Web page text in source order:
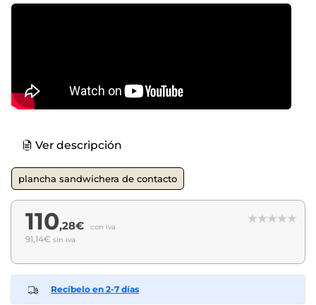
Ver descripción
plancha sandwichera de contacto
110,28€ con iva
91,14€ sin iva
Recíbelo en 2-7 días